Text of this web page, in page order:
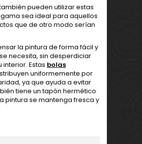
pueden utilizar estas
sea ideal para aquellos
que de otro modo serían
la pintura de forma fácil y
necesita, sin desperdiciar
Estas bolas
uniformemente por
ya que ayuda a evitar
tiene un tapón hermético
pintura se mantenga fresca y